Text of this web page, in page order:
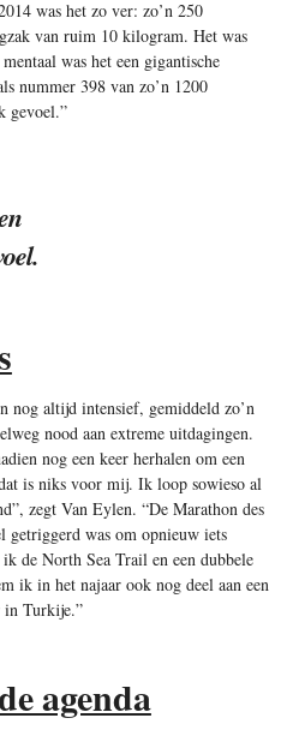
was het zo ver: zo’n 250
van ruim 10 kilogram. Het was
was het een gigantische
nummer 398 van zo’n 1200
gevoel.”
nog altijd intensief, gemiddeld zo’n
nood aan extreme uitdagingen.
nog een keer herhalen om een
is niks voor mij. Ik loop sowieso al
zegt Van Eylen. “De Marathon des
getriggerd was om opnieuw iets
de North Sea Trail en een dubbele
ik in het najaar ook nog deel aan een
in Turkije.”
agenda